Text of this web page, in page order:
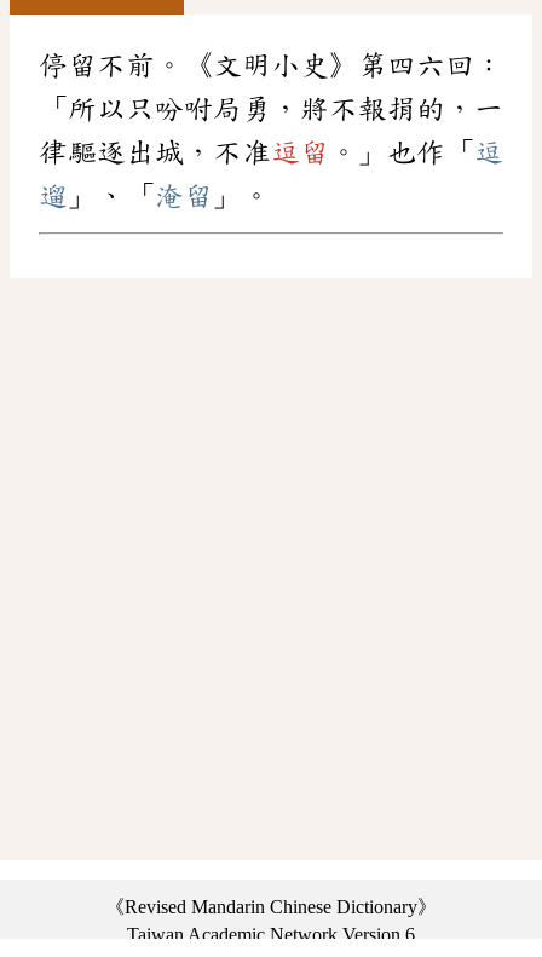
停留不前。《文明小史》第四六回：
「所以只吩咐局勇，將不報捐的，一
律驅逐出城，不准逗留 。」也作「 逗
遛 」、「 淹留 」。
《Revised Mandarin Chinese Dictionary》
Taiwan Academic Network Version 6